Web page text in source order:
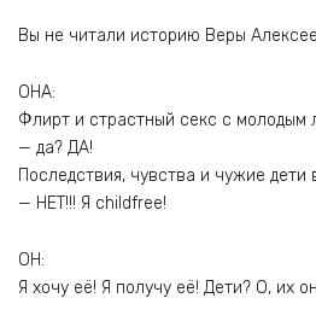
Вы не читали историю Веры
ОНА:
Флирт и страстный секс с молодым
— да? ДА!
Последствия, чувства и чужие дети
— НЕТ!!! Я childfree!
ОН:
Я хочу её! Я получу её! Дети? О, их